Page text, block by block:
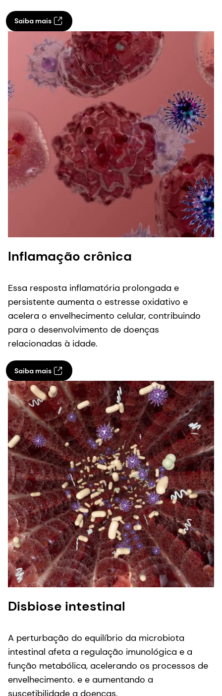
Saiba mais
Inflamação crônica
Essa resposta inflamatória prolongada e
persistente aumenta o estresse oxidativo e
acelera o envelhecimento celular, contribuindo
para o desenvolvimento de doenças
relacionadas à idade.
Saiba mais
Disbiose intestinal
A perturbação do equilíbrio da microbiota
intestinal afeta a regulação imunológica e a
função metabólica, acelerando os processos de
envelhecimento. e e aumentando a
suscetibilidade a doenças.